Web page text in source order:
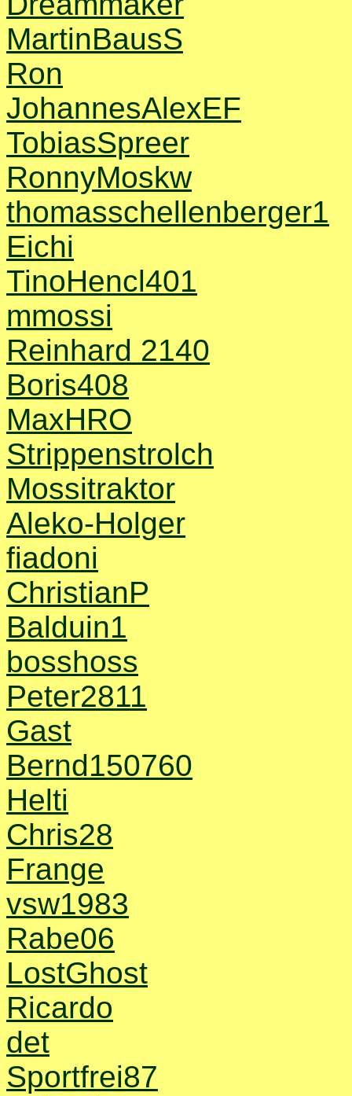
MartinBausS
Ron
JohannesAlexEF
TobiasSpreer
RonnyMoskw
thomasschellenberger1
Eichi
TinoHencl401
mmossi
Reinhard 2140
Boris408
MaxHRO
Strippenstrolch
Mossitraktor
Aleko-Holger
fiadoni
ChristianP
Balduin1
bosshoss
Peter2811
Gast
Bernd150760
Helti
Chris28
Frange
vsw1983
Rabe06
LostGhost
Ricardo
det
Sportfrei87